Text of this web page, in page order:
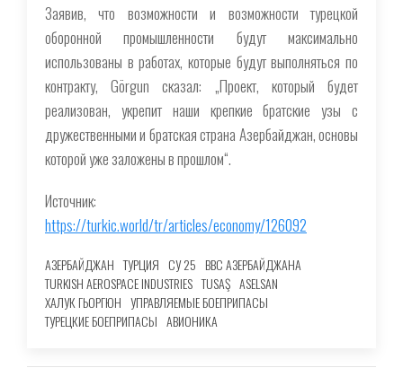
Заявив, что возможности и возможности турецкой
оборонной промышленности будут максимально
использованы в работах, которые будут выполняться по
контракту, Görgun сказал: „Проект, который будет
реализован, укрепит наши крепкие братские узы с
дружественными и братская страна Азербайджан, основы
которой уже заложены в прошлом“.
Источник:
https://turkic.world/tr/articles/economy/126092
АЗЕРБАЙДЖАН ТУРЦИЯ СУ 25 ВВС АЗЕРБАЙДЖАНА
TURKISH AEROSPACE INDUSTRIES TUSAŞ ASELSAN
ХАЛУК ГЬОРГЮН УПРАВЛЯЕМЫЕ БОЕПРИПАСЫ
ТУРЕЦКИЕ БОЕПРИПАСЫ АВИОНИКА